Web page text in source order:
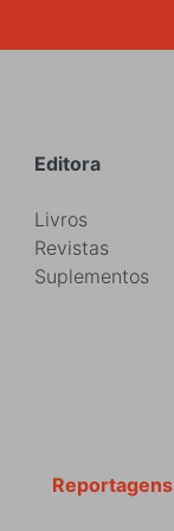
Editora
Livros
Revistas
Suplementos
Reportagens